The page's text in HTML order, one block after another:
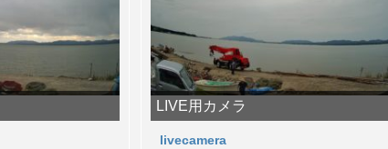
LIVE用カメラ
livecamera